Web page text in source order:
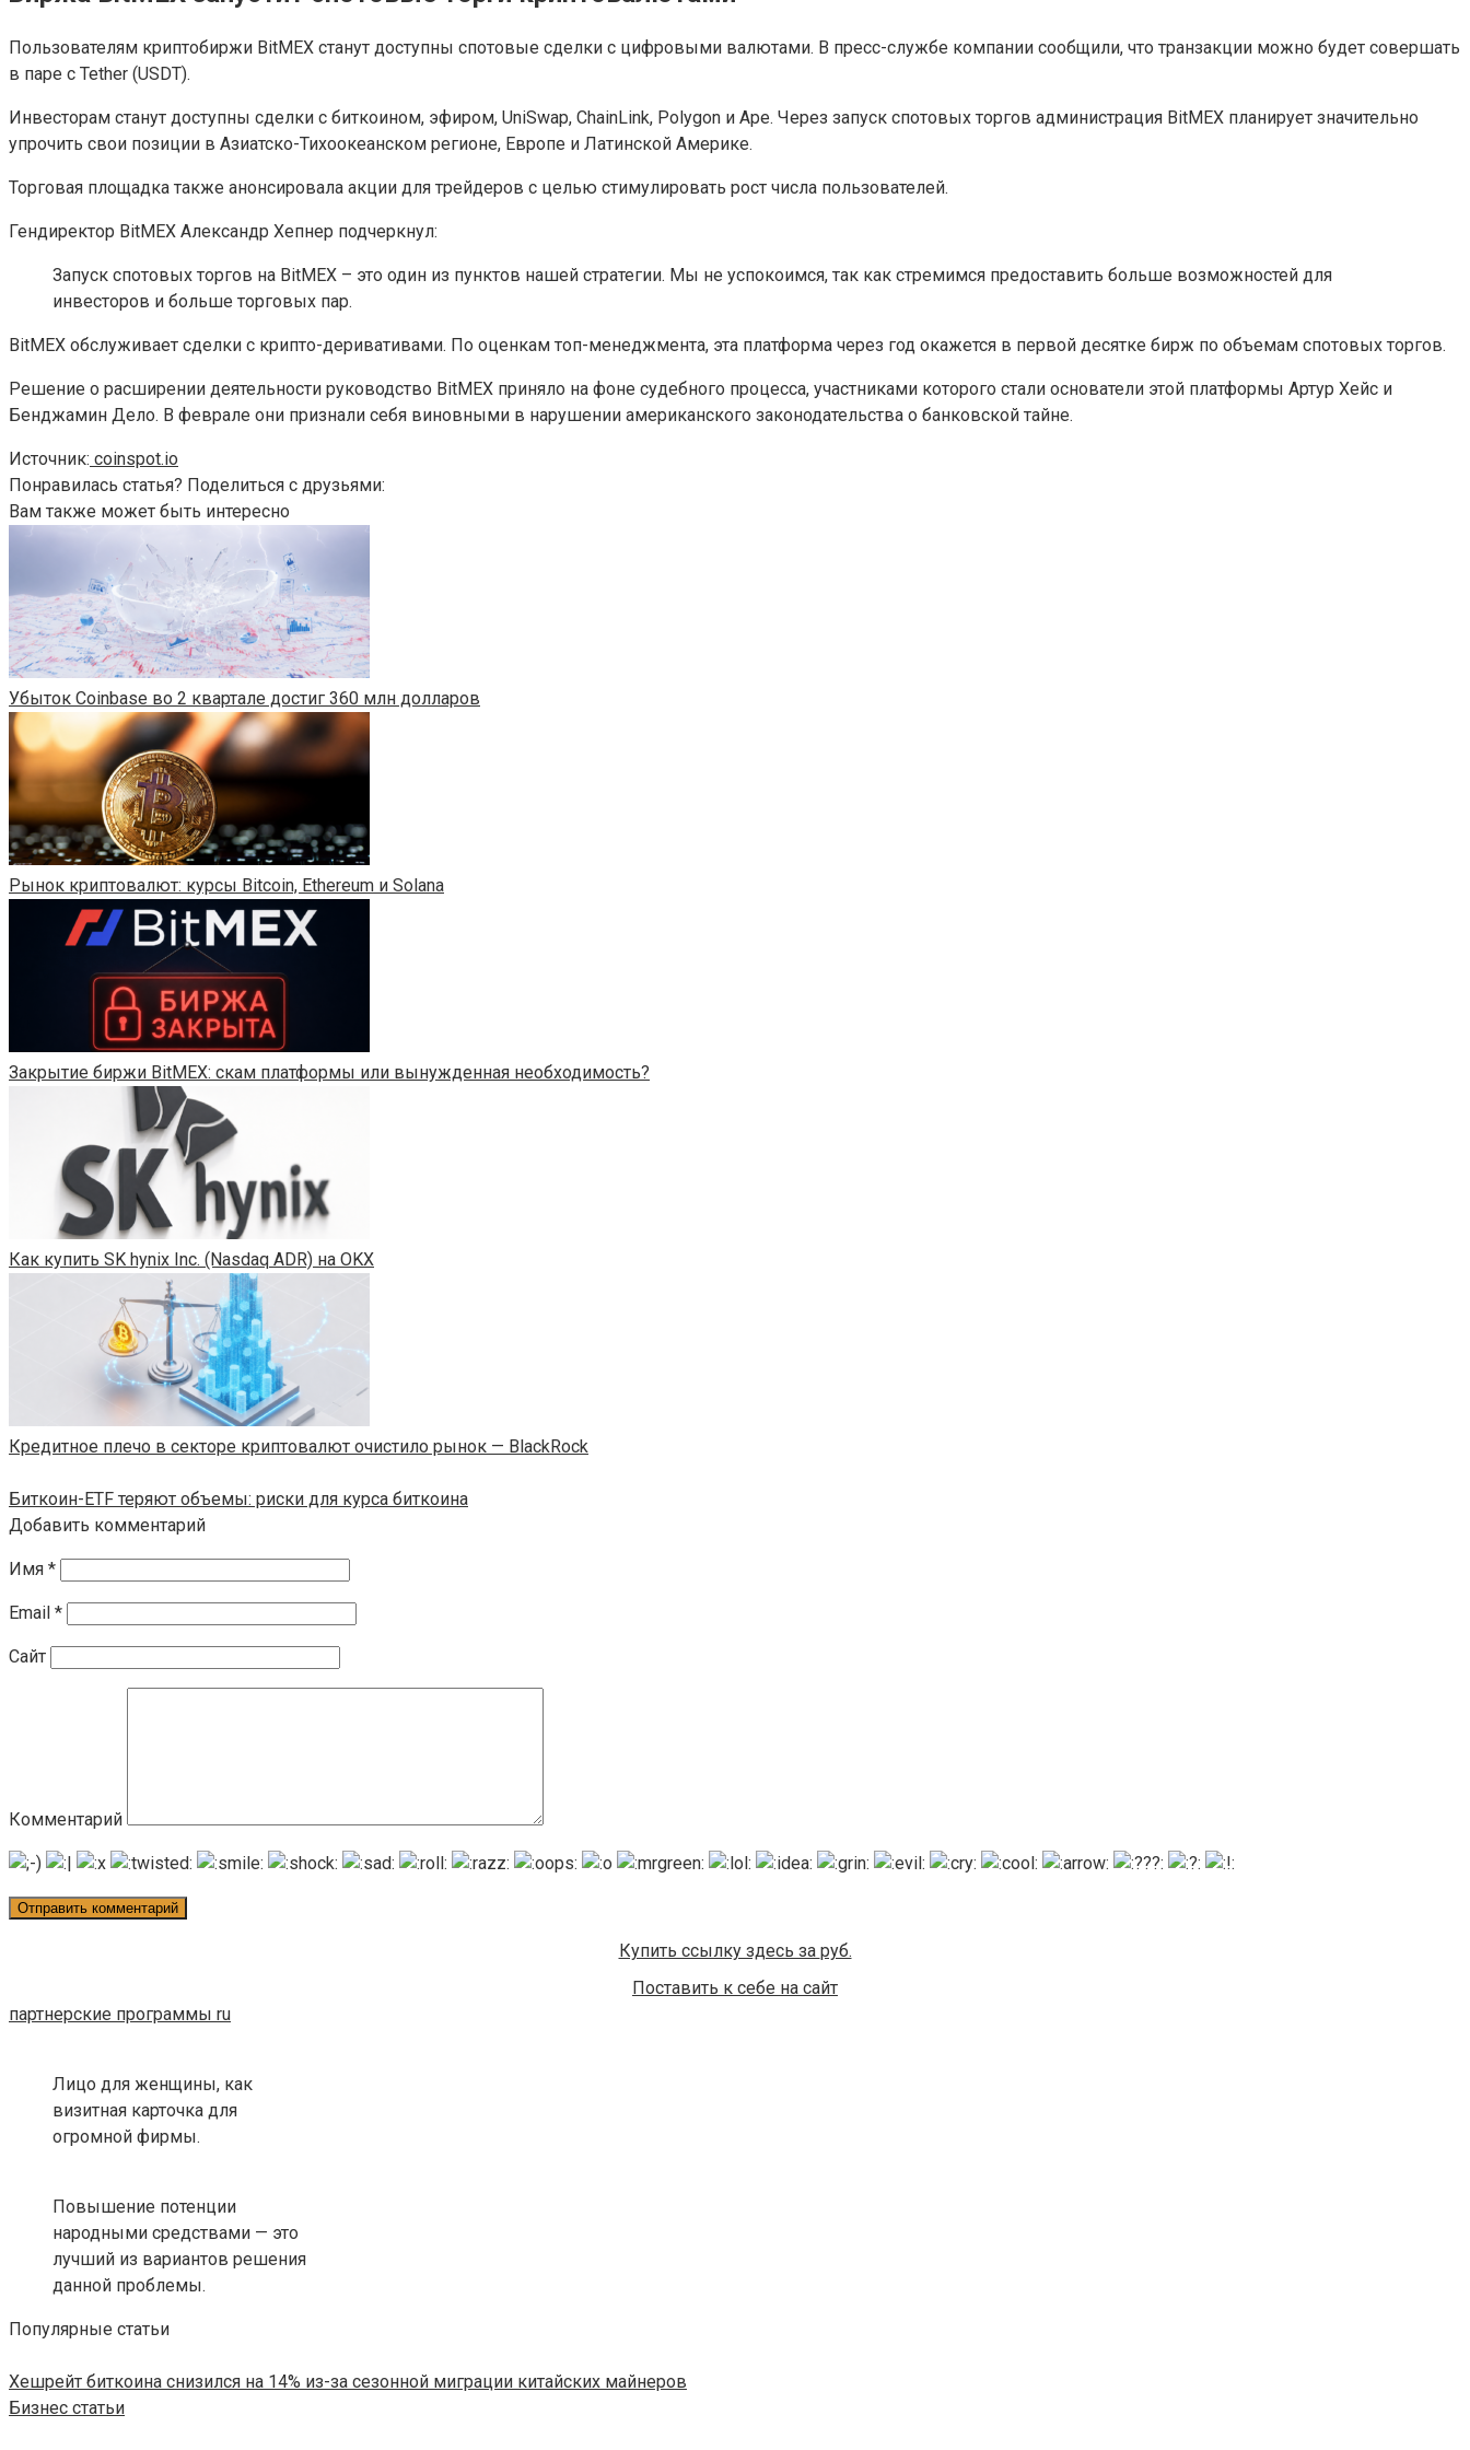
Пользователям криптобиржи BitMEX станут доступны спотовые сделки с цифровыми валютами. В пресс-службе компании сообщили, что транзакции можно будет совершать
в паре с Tether (USDT).
Инвесторам станут доступны сделки с биткоином, эфиром, UniSwap, ChainLink, Polygon и Ape. Через запуск спотовых торгов администрация BitMEX планирует значительно
упрочить свои позиции в Азиатско-Тихоокеанском регионе, Европе и Латинской Америке.
Торговая площадка также анонсировала акции для трейдеров с целью стимулировать рост числа пользователей.
Гендиректор BitMEX Александр Хепнер подчеркнул:
Запуск спотовых торгов на BitMEX – это один из пунктов нашей стратегии. Мы не успокоимся, так как стремимся предоставить больше возможностей для
инвесторов и больше торговых пар.
BitMEX обслуживает сделки с крипто-деривативами. По оценкам топ-менеджмента, эта платформа через год окажется в первой десятке бирж по объемам спотовых торгов.
Решение о расширении деятельности руководство BitMEX приняло на фоне судебного процесса, участниками которого стали основатели этой платформы Артур Хейс и
Бенджамин Дело. В феврале они признали себя виновными в нарушении американского законодательства о банковской тайне.
Источник: coinspot.io
Понравилась статья? Поделиться с друзьями:
Вам также может быть интересно
Убыток Coinbase во 2 квартале достиг 360 млн долларов
Рынок криптовалют: курсы Bitcoin, Ethereum и Solana
Закрытие биржи BitMEX: скам платформы или вынужденная необходимость?
Как купить SK hynix Inc. (Nasdaq ADR) на OKX
Кредитное плечо в секторе криптовалют очистило рынок — BlackRock
Биткоин-ETF теряют объемы: риски для курса биткоина
Добавить комментарий
Имя *
Email *
Сайт
Комментарий
Купить ссылку здесь за руб.
Поставить к себе на сайт
партнерские программы ru
Лицо для женщины, как
визитная карточка для
огромной фирмы.
Повышение потенции
народными средствами — это
лучший из вариантов решения
данной проблемы.
Популярные статьи
Хешрейт биткоина снизился на 14% из-за сезонной миграции китайских майнеров
Бизнес статьи